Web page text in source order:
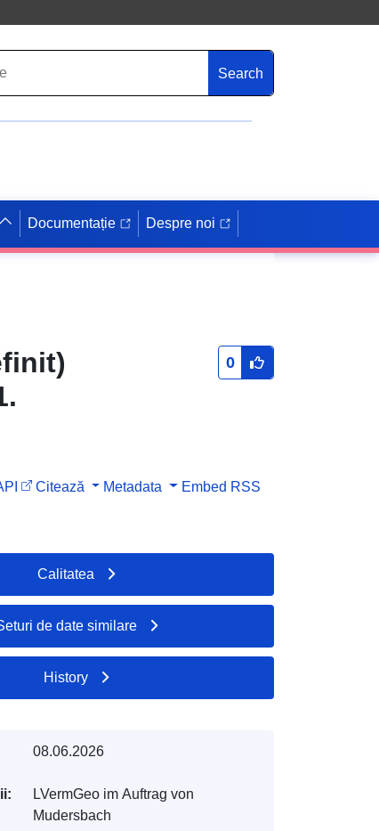
Search
Documentație Despre noi
0
Citează Metadata Embed RSS
Calitatea
de date similare
History
08.06.2026
LVermGeo im Auftrag von
Mudersbach